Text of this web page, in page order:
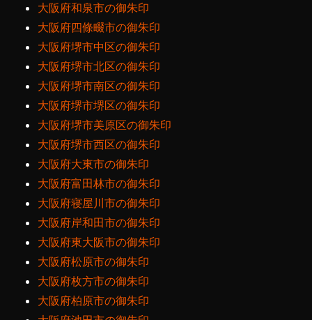
大阪府和泉市の御朱印
大阪府四條畷市の御朱印
大阪府堺市中区の御朱印
大阪府堺市北区の御朱印
大阪府堺市南区の御朱印
大阪府堺市堺区の御朱印
大阪府堺市美原区の御朱印
大阪府堺市西区の御朱印
大阪府大東市の御朱印
大阪府富田林市の御朱印
大阪府寝屋川市の御朱印
大阪府岸和田市の御朱印
大阪府東大阪市の御朱印
大阪府松原市の御朱印
大阪府枚方市の御朱印
大阪府柏原市の御朱印